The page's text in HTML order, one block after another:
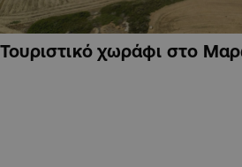
Τουριστικό χωράφι στο